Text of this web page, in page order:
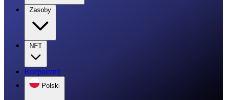
Zasoby
NFT
Rozpocznij
Polski